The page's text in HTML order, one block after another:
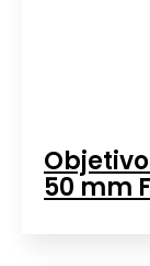
50 mm